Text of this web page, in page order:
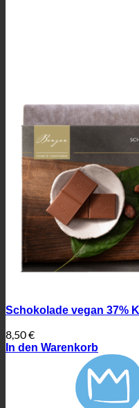
Schokolade vegan 37%
8,50€
In den Warenkorb